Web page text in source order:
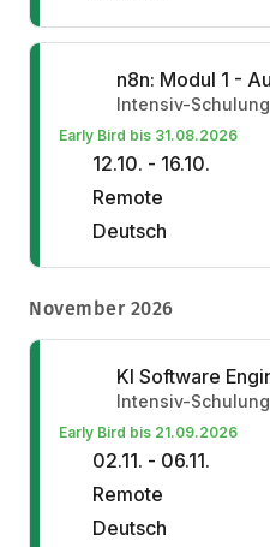
Intensiv-Schulung
Early Bird bis 31.08.2026
12.10. - 16.10.
Remote
Deutsch
November 2026
Intensiv-Schulung
Early Bird bis 21.09.2026
02.11. - 06.11.
Remote
Deutsch